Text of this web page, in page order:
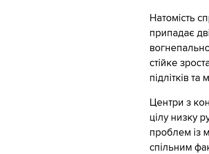
Натомість
припадає
стійке
підлітків
Центри з
цілу низку
проблем із
спільним